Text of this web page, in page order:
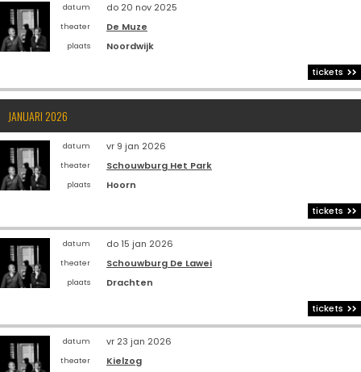
datum do 20 nov 2025
theater De Muze
plaats
Noordwijk
tickets
JANUARI 2026
datum vr 9 jan 2026
theater Schouwburg Het Park
plaats
Hoorn
tickets
datum do 15 jan 2026
theater Schouwburg De Lawei
plaats
Drachten
tickets
datum vr 23 jan 2026
theater Kielzog